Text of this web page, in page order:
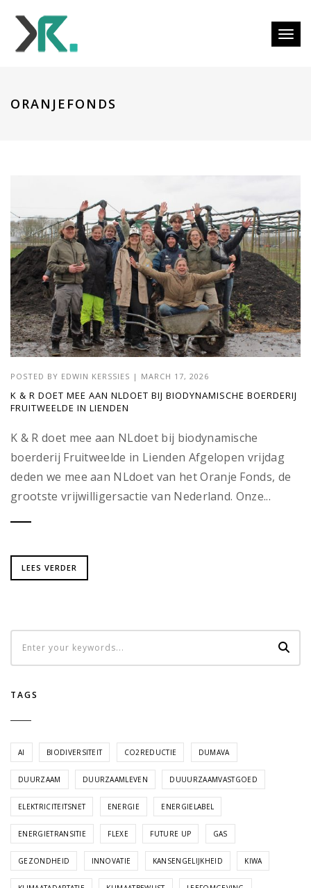
ORANJEFONDS
POSTED BY EDWIN KERSSIES | MARCH 17, 2026
K & R DOET MEE AAN NLDOET BIJ BIODYNAMISCHE BOERDERIJ
FRUITWEELDE IN LIENDEN
K & R doet mee aan NLdoet bij biodynamische
boerderij Fruitweelde in Lienden Afgelopen vrijdag
deden we mee aan NLdoet van het Oranje Fonds, de
grootste vrijwilligersactie van Nederland. Onze...
LEES VERDER
TAGS
AI BIODIVERSITEIT CO2REDUCTIE DUMAVA
DUURZAAM DUURZAAMLEVEN DUUURZAAMVASTGOED
ELEKTRICITEITSNET ENERGIE ENERGIELABEL
ENERGIETRANSITIE FLEXE FUTURE UP GAS
GEZONDHEID INNOVATIE KANSENGELIJKHEID KIWA